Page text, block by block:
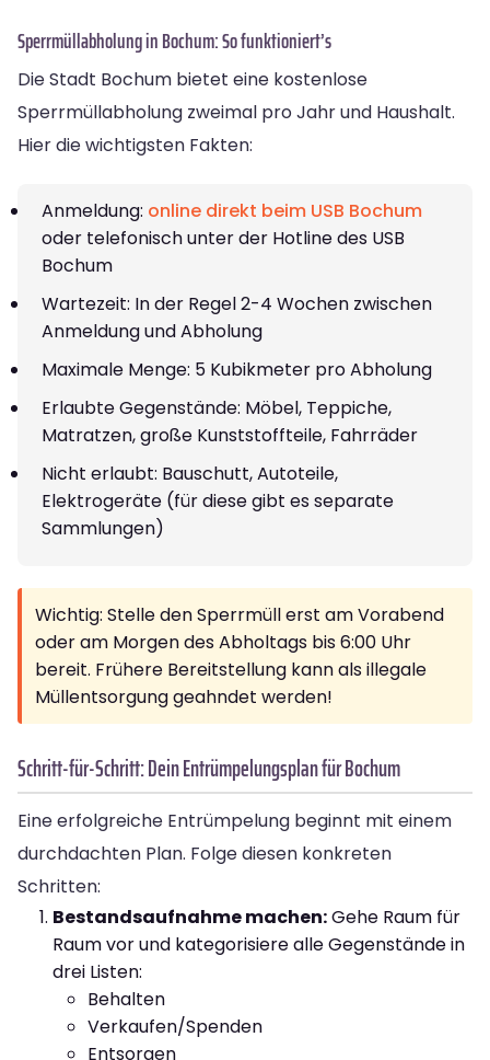
Sperrmüllabholung in Bochum: So funktioniert’s
Die Stadt Bochum bietet eine kostenlose
Sperrmüllabholung zweimal pro Jahr und Haushalt.
Hier die wichtigsten Fakten:
Anmeldung: online direkt beim USB Bochum
oder telefonisch unter der Hotline des USB
Bochum
Wartezeit: In der Regel 2-4 Wochen zwischen
Anmeldung und Abholung
Maximale Menge: 5 Kubikmeter pro Abholung
Erlaubte Gegenstände: Möbel, Teppiche,
Matratzen, große Kunststoffteile, Fahrräder
Nicht erlaubt: Bauschutt, Autoteile,
Elektrogeräte (für diese gibt es separate
Sammlungen)
Wichtig: Stelle den Sperrmüll erst am Vorabend
oder am Morgen des Abholtags bis 6:00 Uhr
bereit. Frühere Bereitstellung kann als illegale
Müllentsorgung geahndet werden!
Schritt-für-Schritt: Dein Entrümpelungsplan für Bochum
Eine erfolgreiche Entrümpelung beginnt mit einem
durchdachten Plan. Folge diesen konkreten
Schritten:
Bestandsaufnahme machen:Gehe Raum für
Raum vor und kategorisiere alle Gegenstände in
drei Listen:
Behalten
Verkaufen/Spenden
Entsorgen